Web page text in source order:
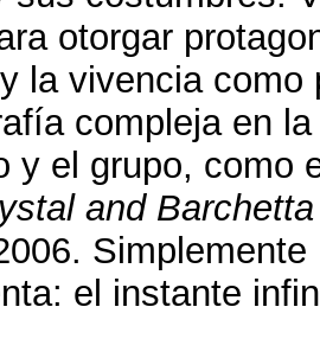
otorgar
la vivencia como
compleja en
y el grupo, como
and
: el instante